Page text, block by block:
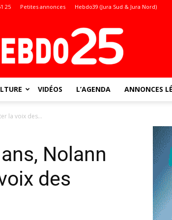
25 Petites annonces Hebdo39 (Jura Sud & Jura Nord)
VIDÉOS L’AGENDA ANNONCES
la voix des...
Nolann
des